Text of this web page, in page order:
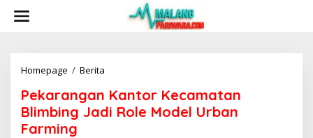
Homepage / Berita
a
r
Pekarangan Kantor Kecamatan
Blimbing Jadi Role Model Urban
Farming